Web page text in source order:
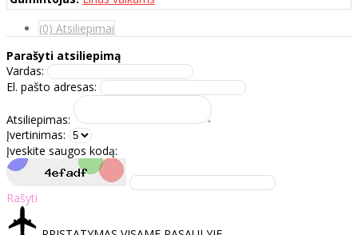
(0) Atsiliepimai
Parašyti atsiliepimą
Vardas:
El. pašto adresas:
Atsiliepimas:
Įvertinimas:
Įveskite saugos kodą:
Rašyti